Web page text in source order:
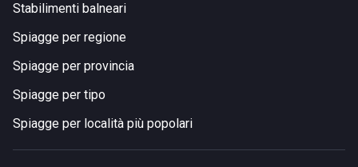
Stabilimenti balneari
Spiagge per regione
Spiagge per provincia
Spiagge per tipo
Spiagge per località più popolari